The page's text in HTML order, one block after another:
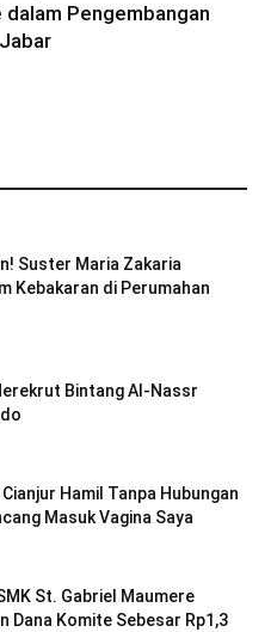
dalam Pengembangan
Teriaki Kata Sambo,
Sikka
Suster Maria Zakaria
Kebakaran di Perumahan
Bintang Al-Nassr
Hamil Tanpa Hubungan
Masuk Vagina Saya
St. Gabriel Maumere
Dana Komite Sebesar Rp1,3